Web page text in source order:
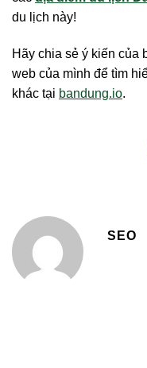
du lịch này!
Hãy chia sẻ ý kiến của
web của mình để tìm
khác tại bandung.io.
SEO